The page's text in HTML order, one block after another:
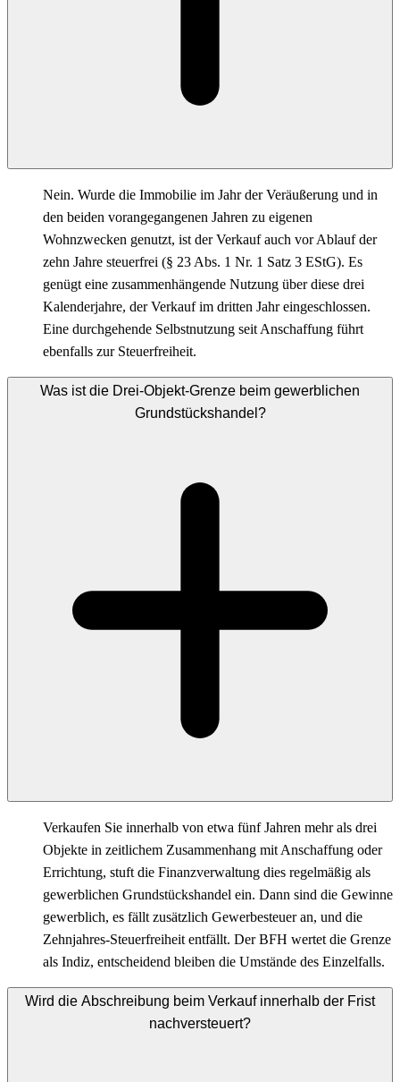
Nein. Wurde die Immobilie im Jahr der Veräußerung und in
den beiden vorangegangenen Jahren zu eigenen
Wohnzwecken genutzt, ist der Verkauf auch vor Ablauf der
zehn Jahre steuerfrei (§ 23 Abs. 1 Nr. 1 Satz 3 EStG). Es
genügt eine zusammenhängende Nutzung über diese drei
Kalenderjahre, der Verkauf im dritten Jahr eingeschlossen.
Eine durchgehende Selbstnutzung seit Anschaffung führt
ebenfalls zur Steuerfreiheit.
Was ist die Drei-Objekt-Grenze beim gewerblichen
Grundstückshandel?
Verkaufen Sie innerhalb von etwa fünf Jahren mehr als drei
Objekte in zeitlichem Zusammenhang mit Anschaffung oder
Errichtung, stuft die Finanzverwaltung dies regelmäßig als
gewerblichen Grundstückshandel ein. Dann sind die Gewinne
gewerblich, es fällt zusätzlich Gewerbesteuer an, und die
Zehnjahres-Steuerfreiheit entfällt. Der BFH wertet die Grenze
als Indiz, entscheidend bleiben die Umstände des Einzelfalls.
Wird die Abschreibung beim Verkauf innerhalb der Frist
nachversteuert?